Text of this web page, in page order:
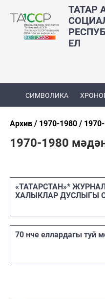
ТАТАР
ЕЛ
СИМВОЛИКА
Архив 1970-1980
1970-1980
«ТАТАРСТАН»*
ХАЛЫКЛАР ДУСЛЫГЫ
70 нче еллардагы туй